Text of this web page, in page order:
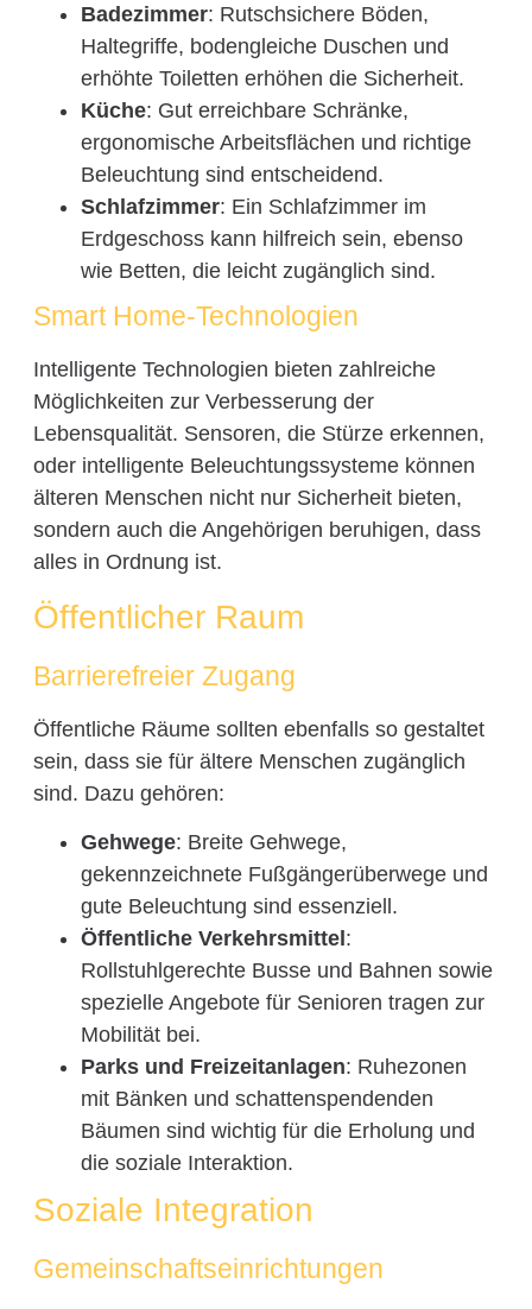
Badezimmer: Rutschsichere Böden,
Haltegriffe, bodengleiche Duschen und
erhöhte Toiletten erhöhen die Sicherheit.
Küche: Gut erreichbare Schränke,
ergonomische Arbeitsflächen und richtige
Beleuchtung sind entscheidend.
Schlafzimmer: Ein Schlafzimmer im
Erdgeschoss kann hilfreich sein, ebenso
wie Betten, die leicht zugänglich sind.
Smart Home-Technologien
Intelligente Technologien bieten zahlreiche
Möglichkeiten zur Verbesserung der
Lebensqualität. Sensoren, die Stürze erkennen,
oder intelligente Beleuchtungssysteme können
älteren Menschen nicht nur Sicherheit bieten,
sondern auch die Angehörigen beruhigen, dass
alles in Ordnung ist.
Öffentlicher Raum
Barrierefreier Zugang
Öffentliche Räume sollten ebenfalls so gestaltet
sein, dass sie für ältere Menschen zugänglich
sind. Dazu gehören:
Gehwege: Breite Gehwege,
gekennzeichnete Fußgängerüberwege und
gute Beleuchtung sind essenziell.
Öffentliche Verkehrsmittel :
Rollstuhlgerechte Busse und Bahnen sowie
spezielle Angebote für Senioren tragen zur
Mobilität bei.
Parks und Freizeitanlagen: Ruhezonen
mit Bänken und schattenspendenden
Bäumen sind wichtig für die Erholung und
die soziale Interaktion.
Soziale Integration
Gemeinschaftseinrichtungen